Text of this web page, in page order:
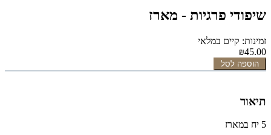
שיפודי פרגיות - מארז
זמינות: קיים במלאי
₪45.00
הוספה לסל
תיאור
5 יח במארז